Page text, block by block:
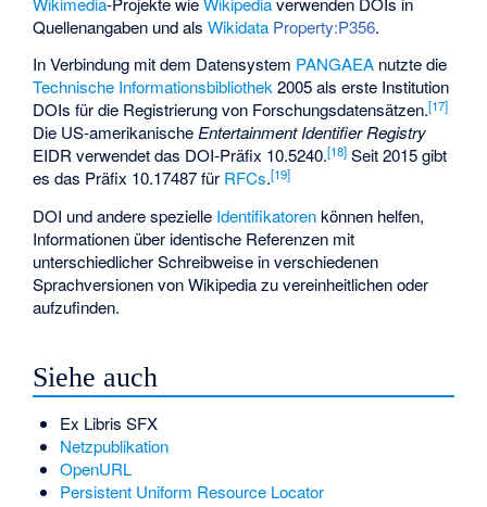
Quellenangaben und alsWikidata Property:P356.
In Verbindung mit dem Datensystem PANGAEA nutzte die
Technische Informationsbibliothek2005 als erste Institution
DOIs für die Registrierung von Forschungsdatensätzen.[17]
Die US-amerikanischeEntertainment Identifier Registry
EIDR verwendet das DOI-Präfix 10.5240.[18] Seit 2015 gibt
es das Präfix 10.17487 für RFCs.[19]
DOI und andere spezielle Identifikatorenkönnen helfen,
Informationen über identische Referenzen mit
unterschiedlicher Schreibweise in verschiedenen
Sprachversionen von Wikipedia zu vereinheitlichen oder
aufzufinden.
Siehe auch
Ex Libris SFX
Netzpublikation
OpenURL
Persistent Uniform Resource Locator